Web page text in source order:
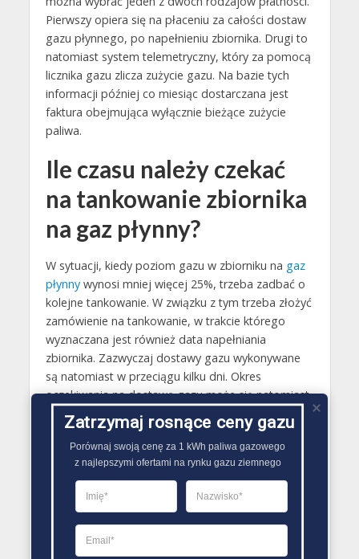
Pierwszy opiera się na płaceniu za całości dostaw
gazu płynnego, po napełnieniu zbiornika. Drugi to
natomiast system telemetryczny, który za pomocą
licznika gazu zlicza zużycie gazu. Na bazie tych
informacji później co miesiąc dostarczana jest
faktura obejmująca wyłącznie bieżące zużycie
paliwa.
Ile czasu należy czekać
na tankowanie zbiornika
na gaz płynny?
W sytuacji, kiedy poziom gazu w zbiorniku na gaz
płynnywynosi mniej więcej 25%, trzeba zadbać o
kolejne tankowanie. W związku z tym trzeba złożyć
zamówienie na tankowanie, w trakcie którego
wyznaczana jest również data napełniania
zbiornika. Zazwyczaj dostawy gazu wykonywane
są natomiast w przeciągu kilku dni. Okres
oczekiwania na dostawę gazu może się natomiast
wydłużyć w sezonie letnim, wynika to z większego
zainteresowania tankowaniem zbiorników na gaz
płynny..
PORÓWNYWARKA OFERT GAZU
Zatrzymaj rosnące ceny gazu
Porównaj swoją cenę za 1 kWh paliwa gazowego
z najlepszymi ofertami na rynku gazu ziemnego